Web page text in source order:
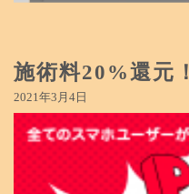
施術料20%還元！
2021年3月4日